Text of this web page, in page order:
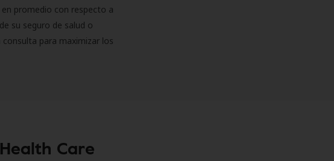
promedio con respecto a
su seguro de salud o
para maximizar los
Care